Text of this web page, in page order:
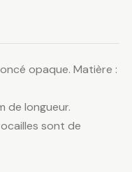
opaque. Matière :
de longueur.
sont de